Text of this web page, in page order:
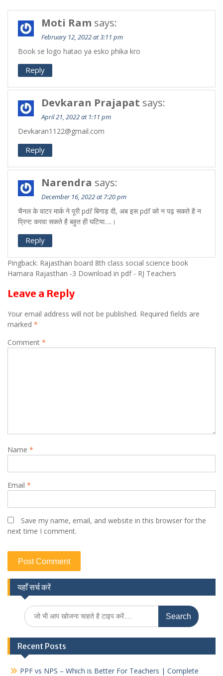
Moti Ram says:
February 12, 2022 at 3:11 pm
Book se logo hatao ya esko phika kro
Reply
Devkaran Prajapat says:
April 21, 2022 at 1:11 pm
Devkaran1122@gmail.com
Reply
Narendra says:
December 16, 2022 at 7:20 pm
चैनल के वाटर मार्क ने पूरी pdf बिगाड़ दी, अब इस pdf को न पढ़ सकते है न
प्रिन्ट करवा सकते है बहुत ही घटिया….।
Reply
Pingback: Rajasthan board 8th class social science book
Hamara Rajasthan -3 Download in pdf - RJ Teachers
Leave a Reply
Your email address will not be published. Required fields are
marked *
Comment *
Name *
Email *
Save my name, email, and website in this browser for the
next time I comment.
यहाँ सर्च करें
Search
for:
Recent Posts
PPF vs NPS – Which is Better For Teachers | Complete